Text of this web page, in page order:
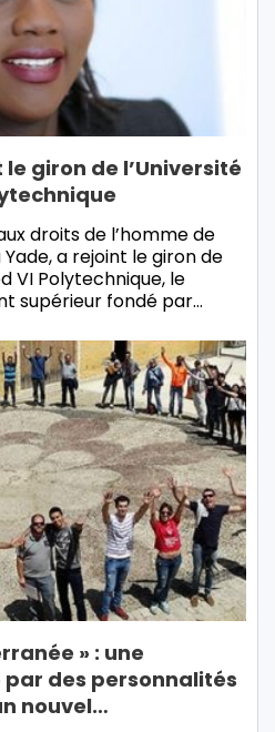
giron de l’Université
droits de l’homme de
a rejoint le giron de
VI Polytechnique, le
supérieur fondé par…
» : une
des personnalités
nouvel…